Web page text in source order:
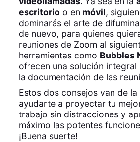
escritorioo en móvil,
dominarás el arte de
de nuevo, para quienes
reuniones de Zoom al
herramientas como Bubbles
ofrecen una solución
la documentación de las
Estos dos consejos van de la
ayudarte a proyectar tu
trabajo sin distracciones y
máximo las potentes
¡Buena suerte!